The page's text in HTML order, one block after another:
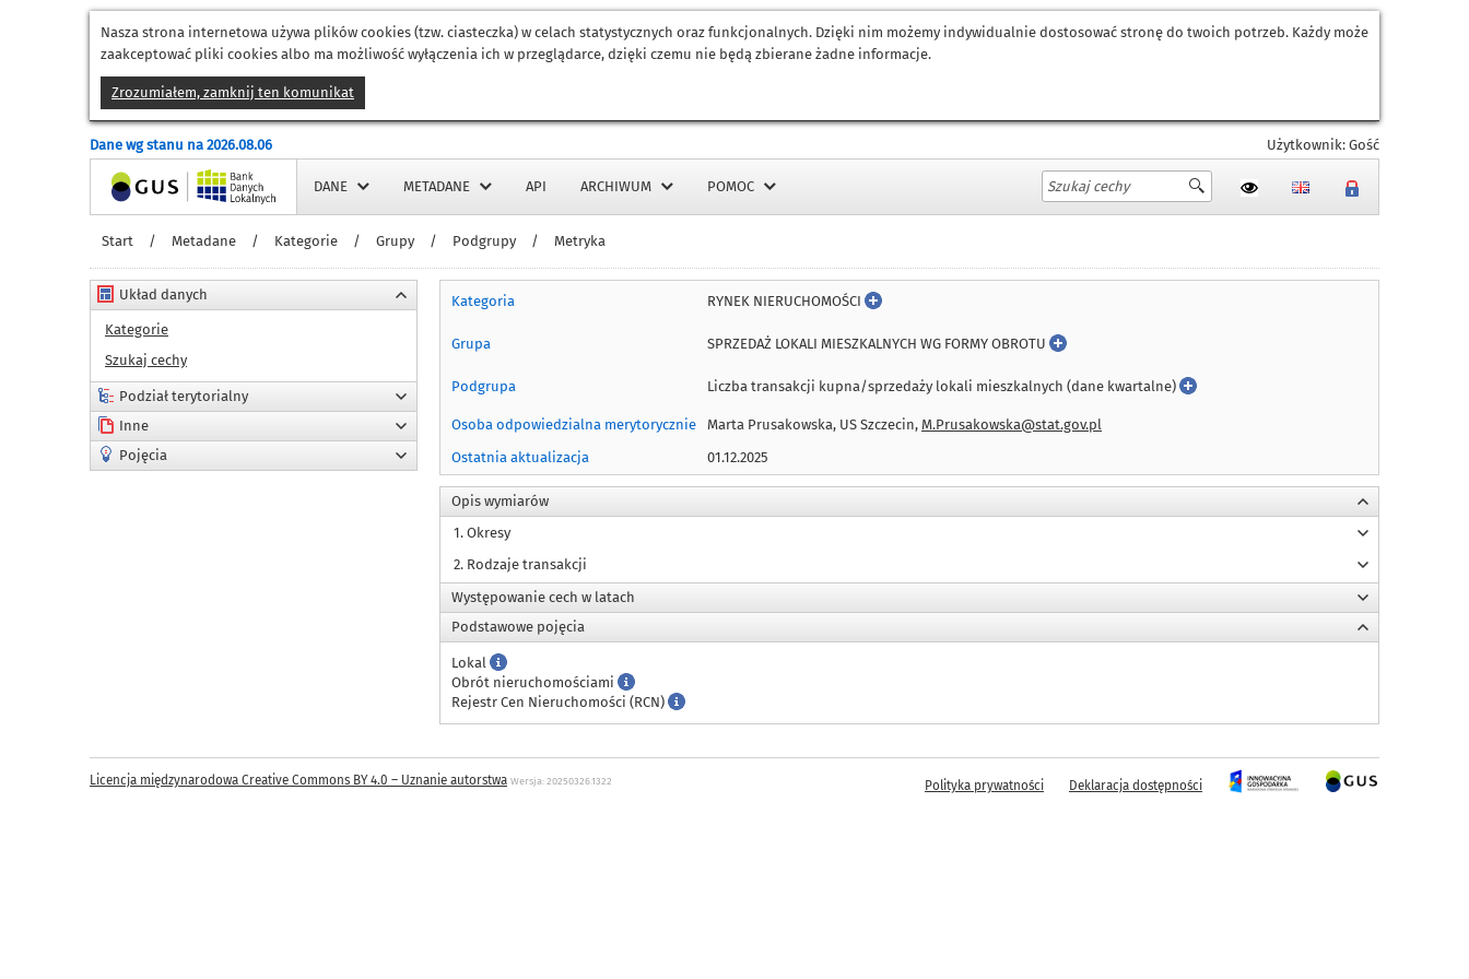
Nasza strona internetowa używa plików cookies (tzw. ciasteczka) w celach statystycznych oraz funkcjonalnych. Dzięki nim możemy indywidualnie dostosować stronę do twoich potrzeb. Każdy może
zaakceptować pliki cookies albo ma możliwość wyłączenia ich w przeglądarce, dzięki czemu nie będą zbierane żadne informacje.
Zrozumiałem, zamknij ten komunikat
Dane wg stanu na 2026.08.06 Użytkownik: Gość
Strona główna DANE METADANE API ARCHIWUM POMOC
Start / Metadane / Kategorie / Grupy / Podgrupy / Metryka
Układ danych
Kategorie
Szukaj cechy
Podział terytorialny
Inne
Pojęcia
Kategoria RYNEK NIERUCHOMOŚCI
Grupa SPRZEDAŻ LOKALI MIESZKALNYCH WG FORMY OBROTU
Podgrupa Liczba transakcji kupna/sprzedaży lokali mieszkalnych (dane kwartalne)
Osoba odpowiedzialna merytorycznie Marta Prusakowska, US Szczecin, M.Prusakowska@stat.gov.pl
Ostatnia aktualizacja
01.12.2025
Opis wymiarów
1. Okresy
2. Rodzaje transakcji
Występowanie cech w latach
Podstawowe pojęcia
Lokal
Obrót nieruchomościami
Rejestr Cen Nieruchomości (RCN)
Licencja międzynarodowa Creative Commons BY 4.0 – Uznanie autorstwa Wersja: 20250326.1322 Polityka prywatności Deklaracja dostępności